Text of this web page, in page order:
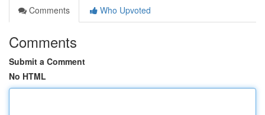
Comments
Who Upvoted
Comments
Submit a Comment
No HTML